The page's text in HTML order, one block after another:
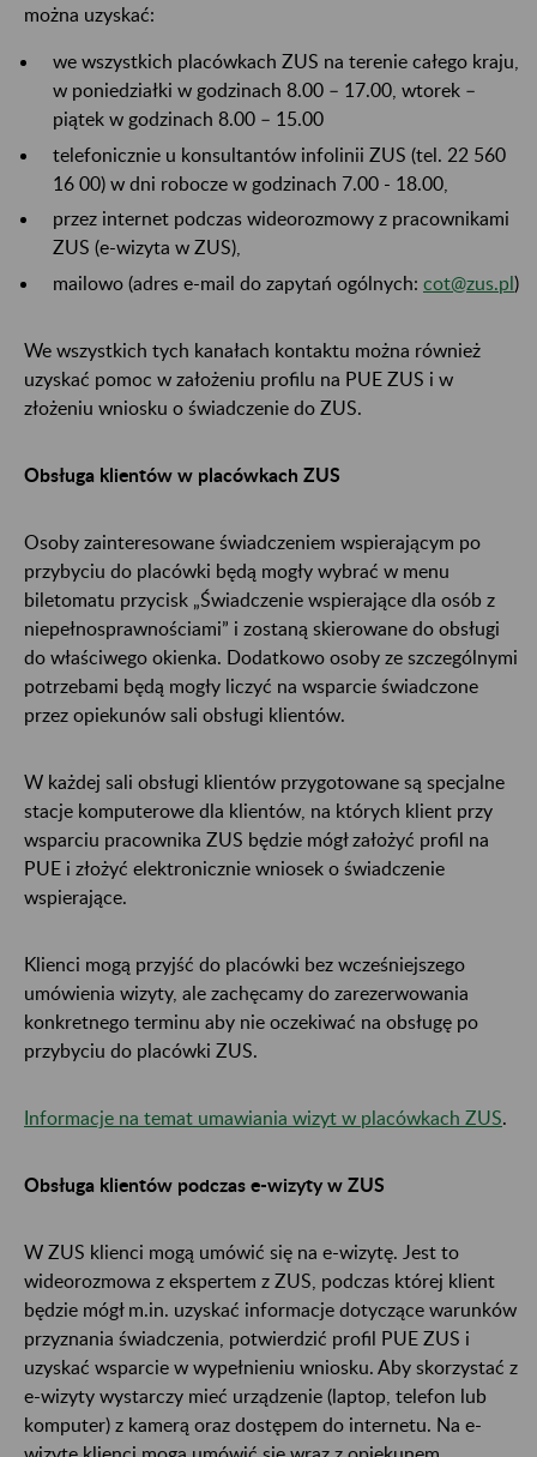
można uzyskać:
we wszystkich placówkach ZUS na terenie całego kraju,
w poniedziałki w godzinach 8.00 – 17.00, wtorek –
piątek w godzinach 8.00 – 15.00
telefonicznie u konsultantów infolinii ZUS (tel. 22 560
16 00) w dni robocze w godzinach 7.00 - 18.00,
przez internet podczas wideorozmowy z pracownikami
ZUS (e-wizyta w ZUS),
mailowo (adres e-mail do zapytań ogólnych: cot@zus.pl)
We wszystkich tych kanałach kontaktu można również
uzyskać pomoc w założeniu profilu na PUE ZUS i w
złożeniu wniosku o świadczenie do ZUS.
Obsługa klientów w placówkach ZUS
Osoby zainteresowane świadczeniem wspierającym po
przybyciu do placówki będą mogły wybrać w menu
biletomatu przycisk „Świadczenie wspierające dla osób z
niepełnosprawnościami” i zostaną skierowane do obsługi
do właściwego okienka. Dodatkowo osoby ze szczególnymi
potrzebami będą mogły liczyć na wsparcie świadczone
przez opiekunów sali obsługi klientów.
W każdej sali obsługi klientów przygotowane są specjalne
stacje komputerowe dla klientów, na których klient przy
wsparciu pracownika ZUS będzie mógł założyć profil na
PUE i złożyć elektronicznie wniosek o świadczenie
wspierające.
Klienci mogą przyjść do placówki bez wcześniejszego
umówienia wizyty, ale zachęcamy do zarezerwowania
konkretnego terminu aby nie oczekiwać na obsługę po
przybyciu do placówki ZUS.
Informacje na temat umawiania wizyt w placówkach ZUS.
Obsługa klientów podczas e-wizyty w ZUS
W ZUS klienci mogą umówić się na e-wizytę. Jest to
wideorozmowa z ekspertem z ZUS, podczas której klient
będzie mógł m.in. uzyskać informacje dotyczące warunków
przyznania świadczenia, potwierdzić profil PUE ZUS i
uzyskać wsparcie w wypełnieniu wniosku. Aby skorzystać z
e-wizyty wystarczy mieć urządzenie (laptop, telefon lub
komputer) z kamerą oraz dostępem do internetu. Na e-